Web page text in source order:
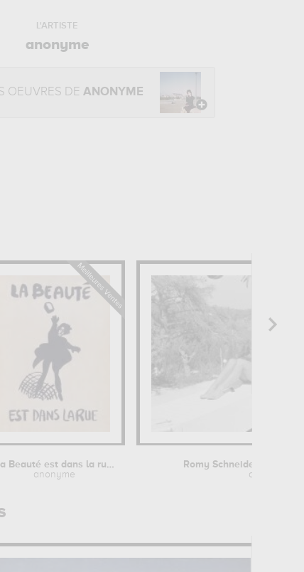
L'ARTISTE
anonyme
OEUVRES DE ANONYME
La Beauté est dans la rue - Mai 1968
anonyme
Romy Schneider et Alain
anonyme